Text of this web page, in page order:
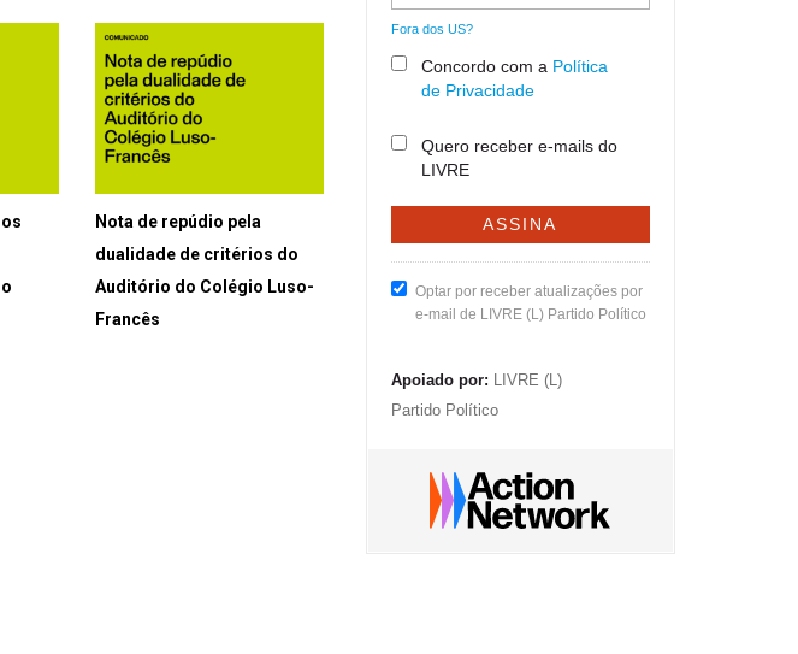
Nota de repúdio pela
dualidade de critérios do
Auditório do Colégio Luso-
Francês
Fora dos US?
Concordo com a Política
de Privacidade
Quero receber e-mails do
LIVRE
Optar por receber atualizações por
e-mail de LIVRE (L) Partido Político
Apoiado por: LIVRE (L)
Partido Político